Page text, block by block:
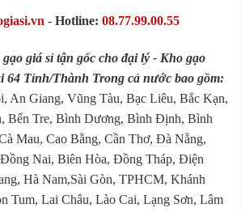
- Hotline: 08.77.99.00.55
giá sỉ tận gốc cho đại lý - Kho gạo
64 Tỉnh/Thành Trong cả nước bao gồm:
An Giang, Vũng Tàu, Bạc Liêu, Bắc Kạn,
Bến Tre, Bình Dương, Bình Định, Bình
Mau, Cao Bằng, Cần Thơ, Đà Nẵng,
Nai, Biên Hòa, Đồng Tháp, Điện
Hà Nam,Sài Gòn, TPHCM, Khánh
Tum, Lai Châu, Lào Cai, Lạng Sơn, Lâm